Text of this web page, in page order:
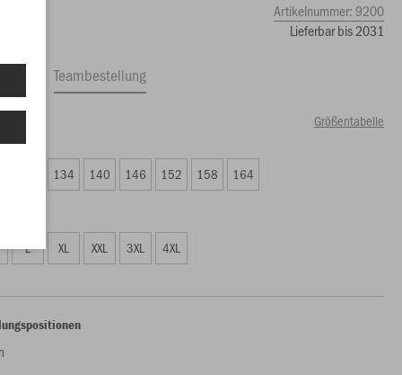
Artikelnummer:9200
Lieferbar bis 2031
Teambestellung
Größentabelle
€)
134 140 146 152 158 164
L XL XXL 3XL 4XL